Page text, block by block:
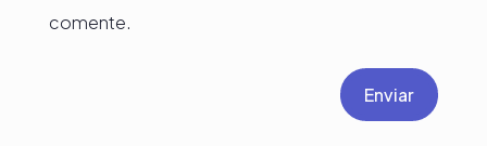
comente.
Enviar